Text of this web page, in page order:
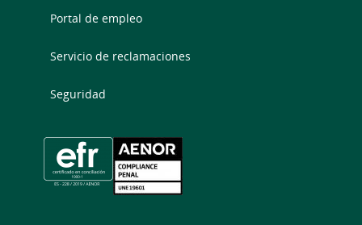
Portal de empleo
Servicio de reclamaciones
Seguridad